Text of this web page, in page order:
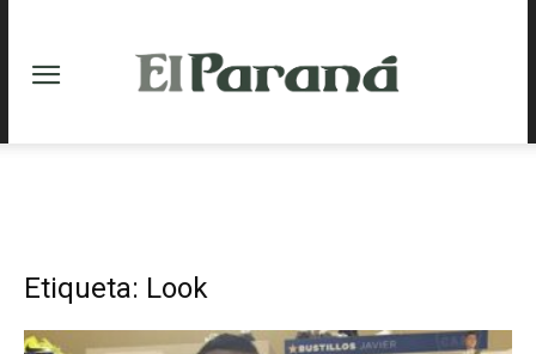
Etiqueta: Look